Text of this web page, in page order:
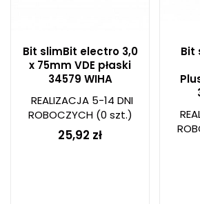
Bit slimBit electro 3,0
x 75mm VDE płaski
34579 WIHA
REALIZACJA 5-14 DNI
ROBOCZYCH(0 szt.)
25,92 zł
Bit